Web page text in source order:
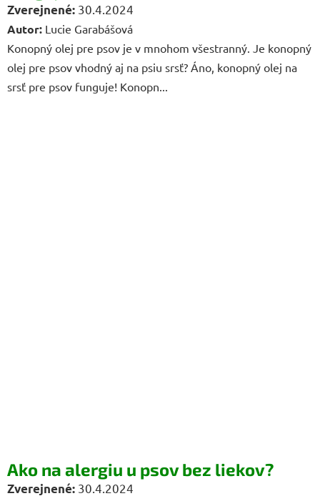
30.4.2024
Autor: Lucie Garabášová
Konopný olej pre psov je v mnohom všestranný. Je konopný
olej pre psov vhodný aj na psiu srsť? Áno, konopný olej na
srsť pre psov funguje! Konopn...
Ako na alergiu u psov bez liekov?
30.4.2024